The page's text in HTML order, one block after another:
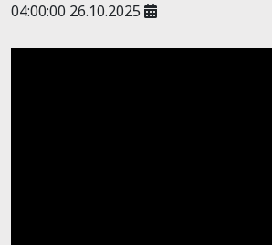
04:00:00 26.10.2025